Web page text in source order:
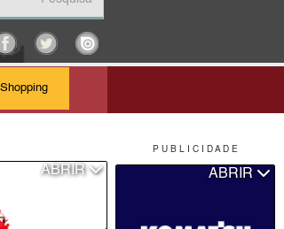
P U B L I C I D A D E
ABRIR
Shopping
ABRIR